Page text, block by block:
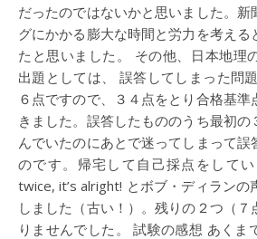
だったのではないかと思いました。新
グにかかる膨大な時間と労力を考える
たと思いました。 その他、日本地理
出題としては、 誤答してしまった問
６点ですので、３４点をとり合格基
きました。誤答したもののうち最初の
んでいたのにあとで迷ってしまって誤
のです。帰宅して自己採点をして
twice, it’s alright! とボブ・ディランの
しました（古い！）。残りの２つ（
りませんでした。 試験の感想 あくま